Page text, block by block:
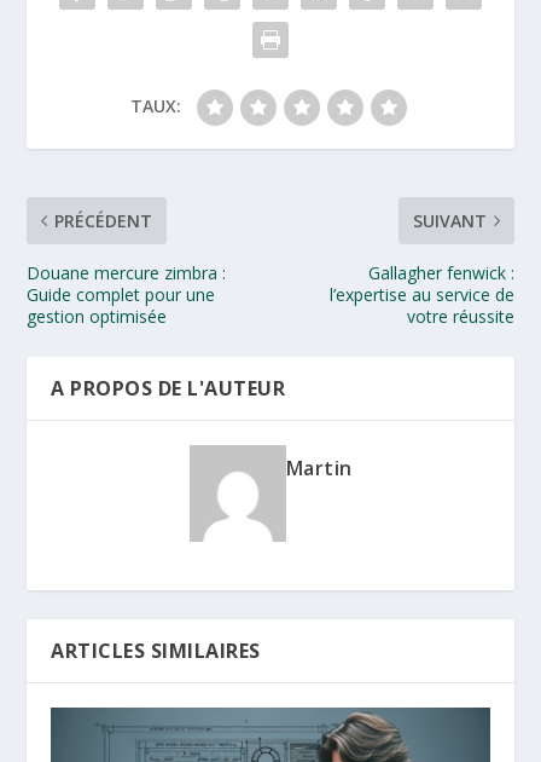
TAUX:
PRÉCÉDENT
Douane mercure zimbra :
Guide complet pour une
gestion optimisée
SUIVANT
Gallagher fenwick :
l’expertise au service de
votre réussite
A PROPOS DE L'AUTEUR
Martin
ARTICLES SIMILAIRES